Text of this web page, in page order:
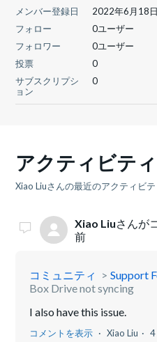
メンバー登録日
2022年6月18日
フォロー
0ユーザー
フォロワー
0ユーザー
投票
0
サブスクリプシ
ョン
0
アクティビテ
Xiao Liuさんの最近のアクティビテ
Xiao Liuさんが
前
コミュニティ
Support
Box Drive not syncing
I also have this issue.
コメントを表示 Xiao Liu 4